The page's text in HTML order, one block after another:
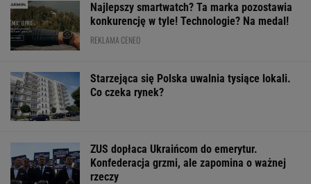
Najlepszy smartwatch? Ta marka pozostawia
konkurencję w tyle! Technologie? Na medal!
REKLAMA CENEO
Starzejąca się Polska uwalnia tysiące lokali.
Co czeka rynek?
ZUS dopłaca Ukraińcom do emerytur.
Konfederacja grzmi, ale zapomina o ważnej
rzeczy